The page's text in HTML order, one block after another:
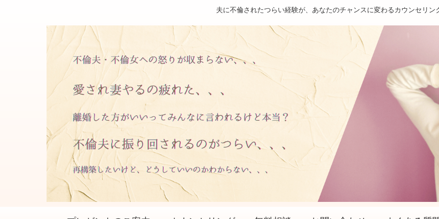
夫に不倫されたつらい経験が、あなたのチャンスに変わるカウンセリン